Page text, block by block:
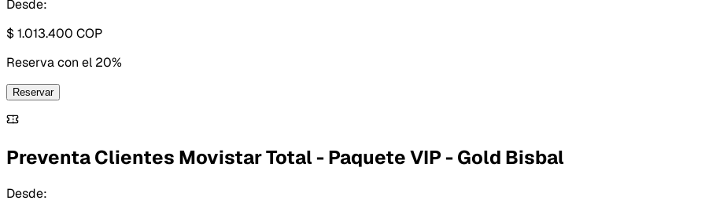
Desde:
$ 1.013.400 COP
Reserva con el 20%
Reservar
Preventa Clientes Movistar Total - Paquete VIP - Gold Bisbal
Desde: